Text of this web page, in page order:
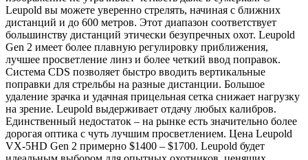
Leupold вы можете уверенно стрелять, начиная с ближних
дистанций и до 600 метров. Этот диапазон соответствует
большинству дистанций этически безупречных охот. Leupold
Gen 2 имеет более плавную регулировку приближения,
лучшее просветление линз и более четкий ввод поправок.
Система CDS позволяет быстро вводить вертикальные
поправки для стрельбы на разные дистанции. Большое
удаление зрачка и удачная прицельная сетка снижает нагрузку
на зрение. Leupold выдерживает отдачу любых калибров.
Единственный недостаток – на рынке есть значительно более
дорогая оптика с чуть лучшим просветлением. Цена Leupold
VX-5HD Gen 2 примерно $1400 – $1700. Leupold будет